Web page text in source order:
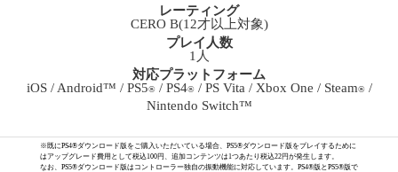
レーティング
CERO B(12才以上対象)
プレイ人数
1人
対応プラットフォーム
iOS / Android™ / PS5®/ PS4®/ PS Vita / Xbox One / Steam®/
Nintendo Switch™
※既にPS4®ダウンロード版をご購入いただいている場合、PS5®ダウンロード版をプレイするために
はアップグレード費用として税込100円、追加コンテンツは1つあたり税込22円が発生します。
なお、PS5®ダウンロード版はコントローラー独自の振動機能に対応しています。PS4®版とPS5®版で